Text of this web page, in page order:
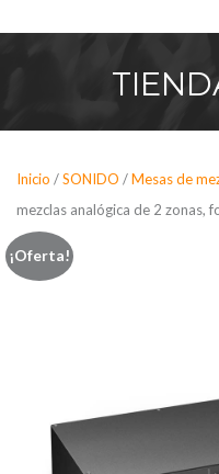
Inicio /SONIDO /Mesas de
mezclas analógica de 2 zonas,
¡Oferta!